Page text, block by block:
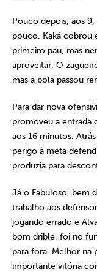
Pouco depois, aos
pouco. Kaká cobrou
primeiro pau, mas
aproveitar. O
mas a bola passou
Para dar nova
promoveu a entrada
aos 16 minutos.
perigo à meta
produzia para
Já o Fabuloso, bem
trabalho aos
jogando errado e
bom drible, foi no
para fora. Melhor na
importante vitória